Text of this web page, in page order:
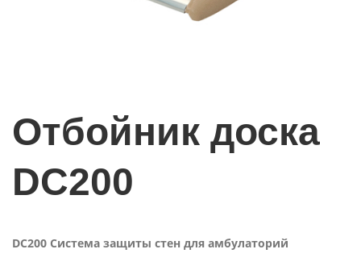
Отбойник доска
DC200
DC200 Система защиты стен для амбулаторий